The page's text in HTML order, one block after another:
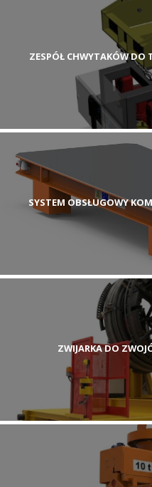
ZESPÓŁ CHWYTAKÓW DO
SYSTEM OBSŁUGOWY
ZWIJARKA DO